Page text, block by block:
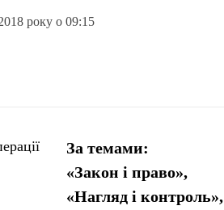
року о 09:15
За темами:
«Закон і право»,
«Нагляд і контроль»,